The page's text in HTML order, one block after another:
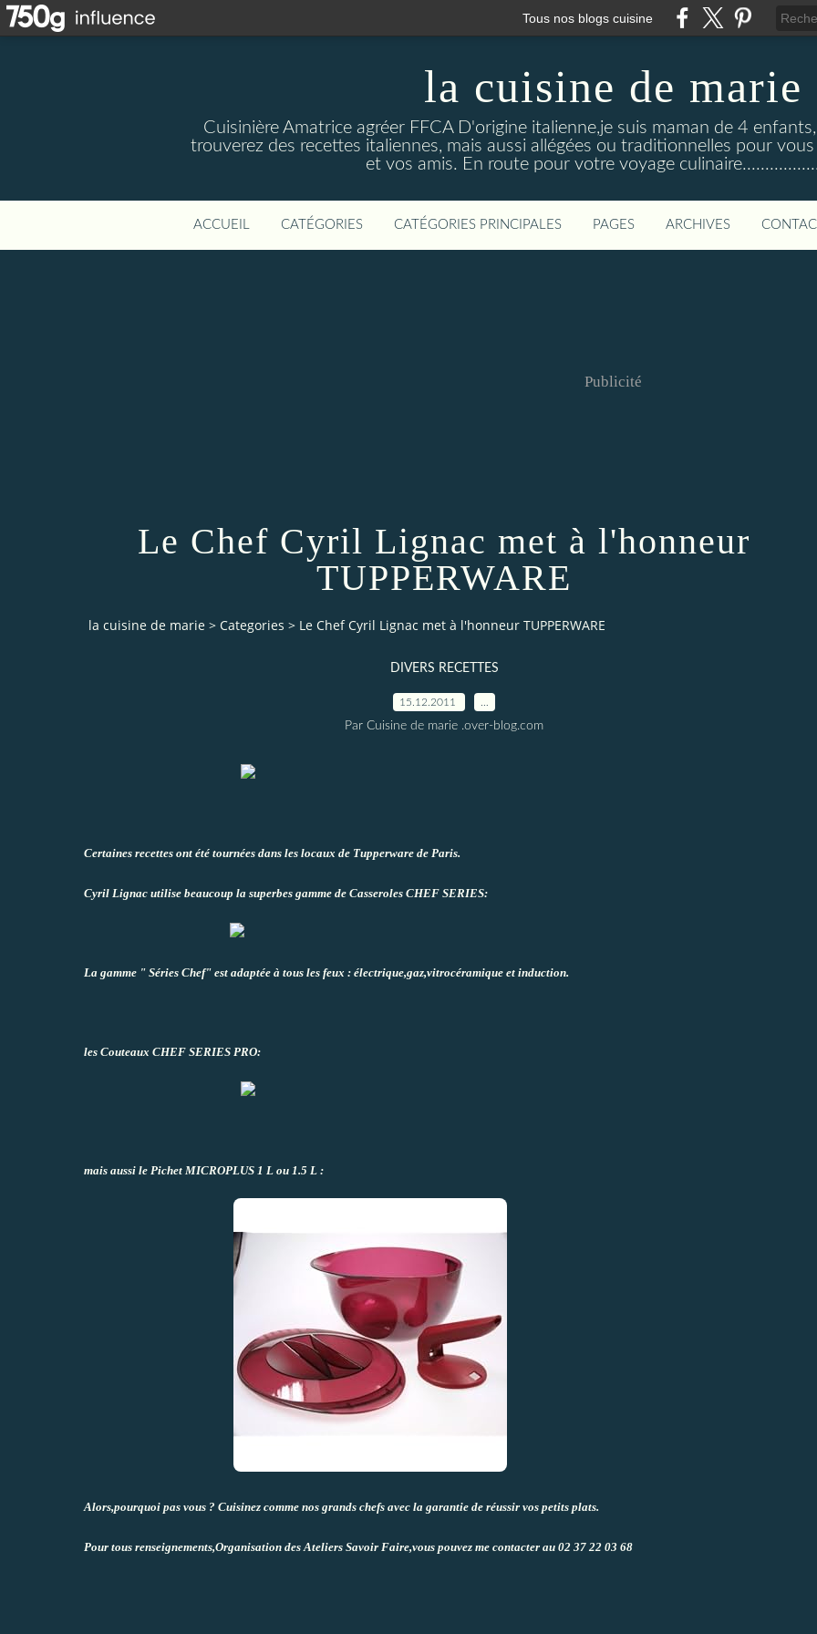
Tous nos blogs cuisine
la cuisine de marie
Cuisinière Amatrice agréer FFCA D'origine italienne,je suis maman de 4
trouverez des recettes italiennes, mais aussi allégées ou traditionnelles pour
et vos amis. En route pour votre voyage
ACCUEIL CATÉGORIES CATÉGORIES PRINCIPALES PAGES ARCHIVES
Publicité
Le Chef Cyril Lignac met à l'honneur
TUPPERWARE
la cuisine de marie > Categories > Le Chef Cyril Lignac met à l'honneur TUPPERWARE
DIVERS RECETTES
15.12.2011
Par Cuisine de marie .over-blog.com
Certaines recettes ont été tournées dans les locaux de Tupperware de Paris.
Cyril Lignac utilise beaucoup la superbes gamme de Casseroles CHEF SERIES:
La gamme " Séries Chef" est adaptée à tous les feux : électrique,gaz,vitrocéramique et induction.
les Couteaux CHEF SERIES PRO:
mais aussi le Pichet MICROPLUS 1 L ou 1.5 L :
Alors,pourquoi pas vous ? Cuisinez comme nos grands chefs avec la garantie de réussir vos petits plats.
Pour tous renseignements,Organisation des Ateliers Savoir Faire,vous pouvez me contacter au 02 37 22 03 68